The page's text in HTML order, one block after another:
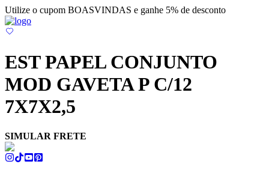
Utilize o cupom BOASVINDAS e ganhe 5% de desconto
EST PAPEL CONJUNTO
MOD GAVETA P C/12
7X7X2,5
SIMULAR FRETE